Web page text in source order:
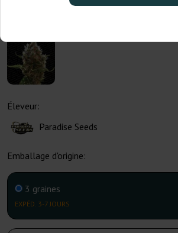
Éleveur:
Paradise Seeds
Emballage d'origine:
3 graines
EXPÉD. 3-7 JOURS